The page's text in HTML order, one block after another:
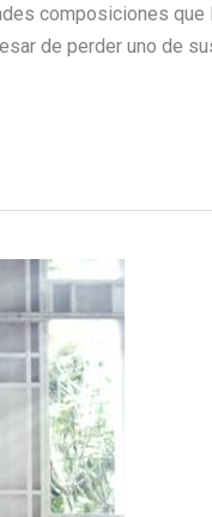
composiciones que
de perder uno de